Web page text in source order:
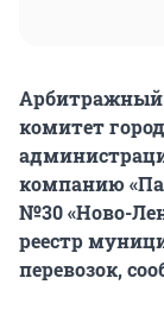
Арбитражный
комитет
компанию
№30 «Ново-
реестр
перевозок,